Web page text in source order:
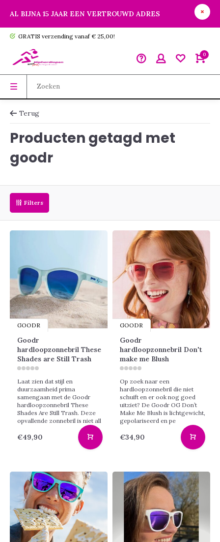
AL BIJNA 15 JAAR EEN VERTROUWD ADRES
GRATIS verzending vanaf € 25,00!
0
Terug
Producten getagd met
goodr
Filters
GOODR
Goodr
hardloopzonnebril These
Shades are Still Trash
Laat zien dat stijl en
duurzaamheid prima
samengaan met de Goodr
hardloopzonnebril These
Shades Are Still Trash. Deze
opvallende zonnebril is niet all
€49,90
GOODR
Goodr
hardloopzonnebril Don't
make me Blush
Op zoek naar een
hardloopzonnebril die niet
schuift en er ook nog goed
uitziet? De Goodr OG Don’t
Make Me Blush is lichtgewicht,
gepolariseerd en pe
€34,90